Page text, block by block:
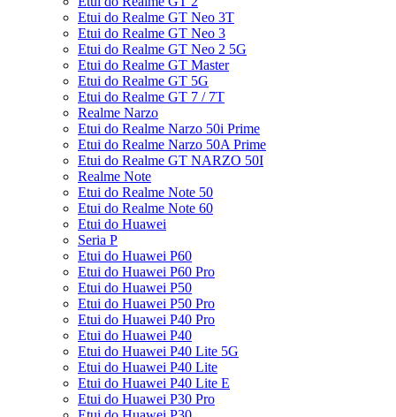
Etui do Realme GT Neo 3T
Etui do Realme GT Neo 3
Etui do Realme GT Neo 2 5G
Etui do Realme GT Master
Etui do Realme GT 5G
Etui do Realme GT 7 / 7T
Realme Narzo
Etui do Realme Narzo 50i Prime
Etui do Realme Narzo 50A Prime
Etui do Realme GT NARZO 50I
Realme Note
Etui do Realme Note 50
Etui do Realme Note 60
Etui do Huawei
Seria P
Etui do Huawei P60
Etui do Huawei P60 Pro
Etui do Huawei P50
Etui do Huawei P50 Pro
Etui do Huawei P40 Pro
Etui do Huawei P40
Etui do Huawei P40 Lite 5G
Etui do Huawei P40 Lite
Etui do Huawei P40 Lite E
Etui do Huawei P30 Pro